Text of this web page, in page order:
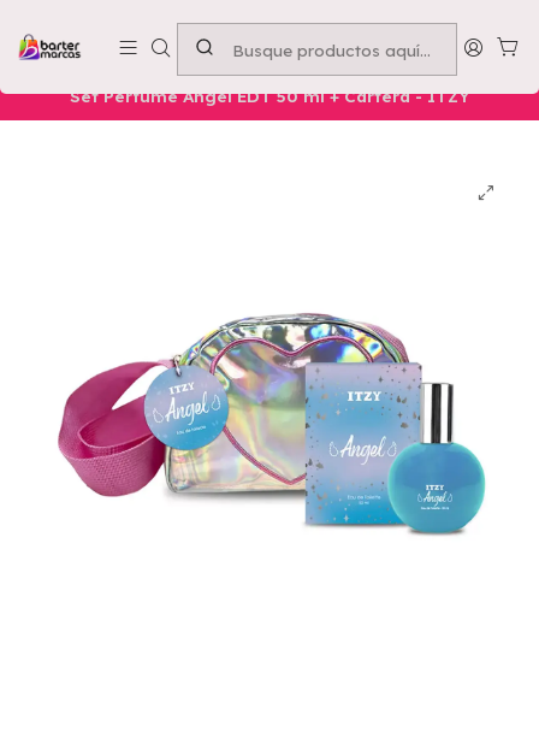
Emprende con nosotros -Compra mínima $50.000
Inicio MARCAS Itzy
Set Perfume Angel EDT 50 ml + Cartera - ITZY